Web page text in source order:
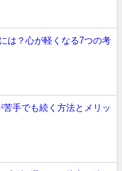
は？心が軽くなる7つの考
手でも続く方法とメリッ